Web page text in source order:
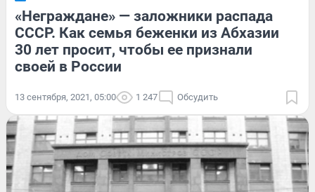
«Неграждане» — заложники распада
СССР. Как семья беженки из Абхазии
30 лет просит, чтобы ее признали
своей в России
13 сентября, 2021, 05:00 1 247 Обсудить